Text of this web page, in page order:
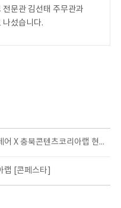
문관 김선태 주무관과
나섰습니다.
2023 캐릭터라이선싱페어 X 충북콘텐츠코리아랩 현장!
[콘페스타]